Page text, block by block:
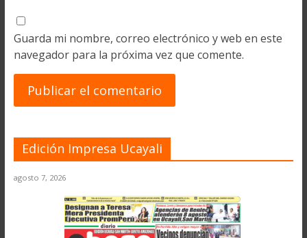
Guarda mi nombre, correo electrónico y web en este
navegador para la próxima vez que comente.
Edición Impresa Ucayali
agosto 7, 2026